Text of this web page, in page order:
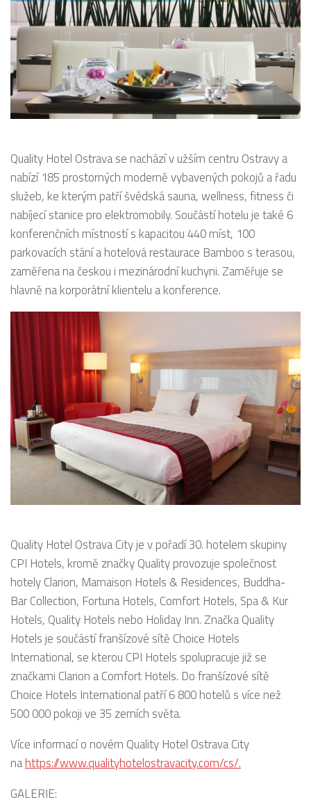
Quality Hotel Ostrava se nachází v užším centru Ostravy a
nabízí 185 prostorných moderně vybavených pokojů a řadu
služeb, ke kterým patří švédská sauna, wellness, fitness či
nabíjecí stanice pro elektromobily. Součástí hotelu je také 6
konferenčních místností s kapacitou 440 míst, 100
parkovacích stání a hotelová restaurace Bamboo s terasou,
zaměřena na českou i mezinárodní kuchyni. Zaměřuje se
hlavně na korporátní klientelu a konference.
Quality Hotel Ostrava City je v pořadí 30. hotelem skupiny
CPI Hotels, kromě značky Quality provozuje společnost
hotely Clarion, Mamaison Hotels & Residences, Buddha-
Bar Collection, Fortuna Hotels, Comfort Hotels, Spa & Kur
Hotels, Quality Hotels nebo Holiday Inn. Značka Quality
Hotels je součástí franšízové sítě Choice Hotels
International, se kterou CPI Hotels spolupracuje již se
značkami Clarion a Comfort Hotels. Do franšízové sítě
Choice Hotels International patří 6 800 hotelů s více než
500 000 pokoji ve 35 zemích světa.
Více informací o novém Quality Hotel Ostrava City
nahttps://www.qualityhotelostravacity.com/cs/.
GALERIE: